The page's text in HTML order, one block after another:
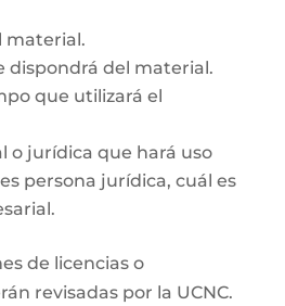
material.
dispondrá del material.
que utilizará el
o jurídica que hará uso
persona jurídica, cuál es
de licencias o
revisadas por la UCNC.